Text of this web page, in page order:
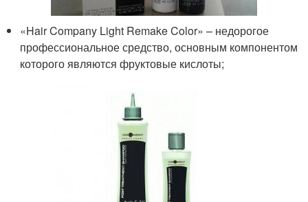
«Hair Company Light Remake Color» – недорогое
профессиональное средство, основным компонентом
которого являются фруктовые кислоты;